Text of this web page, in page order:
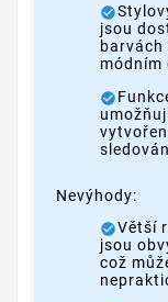
jsou
barvách
módním
Nevýhody:
Větší
jsou
což